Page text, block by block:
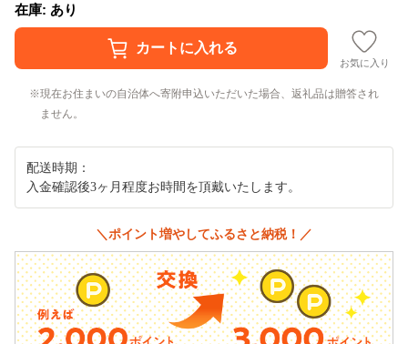
在庫: あり
お気に入り
現在お住まいの自治体へ寄附申込いただいた場合、返礼品は贈答され
ません。
配送時期：
入金確認後3ヶ月程度お時間を頂戴いたします。
＼ポイント増やしてふるさと納税！／